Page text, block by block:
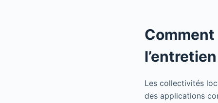
Les collectivités
des applications